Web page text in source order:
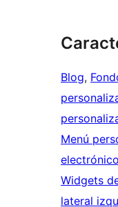
Blog,
Menú
electrónico
Widgets
lateral